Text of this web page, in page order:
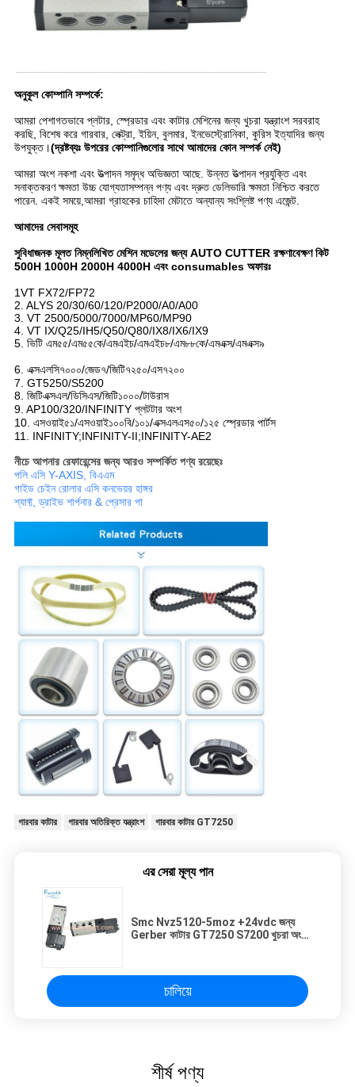
অনুকূল কোম্পানি সম্পর্কে:
আমরা পেশাগতভাবে প্লটার, স্প্রেডার এবং কাটার মেশিনের জন্য খুচরা যন্ত্রাংশ সরবরাহ
করছি, বিশেষ করে গারবার, লেক্ট্রা, ইয়িন, বুলমার, ইনভেস্ট্রোনিকা, কুরিস ইত্যাদির জন্য
উপযুক্ত।(দ্রষ্টব্যঃ উপরের কোম্পানিগুলোর সাথে আমাদের কোন সম্পর্ক নেই)
আমরা অংশ নকশা এবং উত্পাদন সমৃদ্ধ অভিজ্ঞতা আছে. উন্নত উত্পাদন প্রযুক্তি এবং
সনাক্তকরণ ক্ষমতা উচ্চ যোগ্যতাসম্পন্ন পণ্য এবং দ্রুত ডেলিভারি ক্ষমতা নিশ্চিত করতে
পারেন. একই সময়ে,আমরা গ্রাহকের চাহিদা মেটাতে অন্যান্য সংশ্লিষ্ট পণ্য এজেন্ট.
আমাদের সেবাসমূহ
সুবিধাজনক মূলত নিম্নলিখিত মেশিন মডেলের জন্য AUTO CUTTER রক্ষণাবেক্ষণ কিট
500H 1000H 2000H 4000H এবং consumables অফারঃ
1VT FX72/FP72
2. ALYS 20/30/60/120/P2000/A0/A00
3. VT 2500/5000/7000/MP60/MP90
4. VT IX/Q25/IH5/Q50/Q80/IX8/IX6/IX9
5. ভিটি এম৫৫/এম৫৫কে/এমএইচ/এমএইচ৮/এম৮৮কে/এমএক্স/এমএক্স৯
6. এক্সএলসি৭০০০/জেড৭/জিটি৭২৫০/এস৭২০০
7. GT5250/S5200
8. জিটিএক্সএল/ডিসিএস/জিটি১০০০/টাউরাস
9. AP100/320/INFINITY প্লটটার অংশ
10. এসওয়াই৫১/এসওয়াই১০০বি/১০১/এক্সএলএস৫০/১২৫ স্প্রেডার পার্টস
11. INFINITY;INFINITY-II;INFINITY-AE2
নীচে আপনার রেফারেন্সের জন্য আরও সম্পর্কিত পণ্য রয়েছেঃ
পলি এসি Y-AXIS, বিএএম
গাইড চেইন রোলার এসি কনভেয়র হাঙ্গর
শ্যাফ্ট, ড্রাইভ শার্পনার & প্রেসার পা
গারবার কাটার গারবার অতিরিক্ত যন্ত্রাংশ গারবার কাটার GT7250
এর সেরা মূল্য পান
Smc Nvz5120-5moz +24vdc জন্য
Gerber কাটার GT7250 S7200 খুচরা অংশ
চালিয়ে
শীর্ষ পণ্য